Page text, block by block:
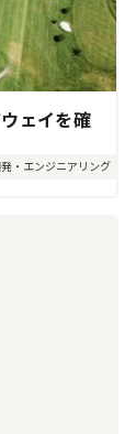
・エンジニアリング
ェイを確